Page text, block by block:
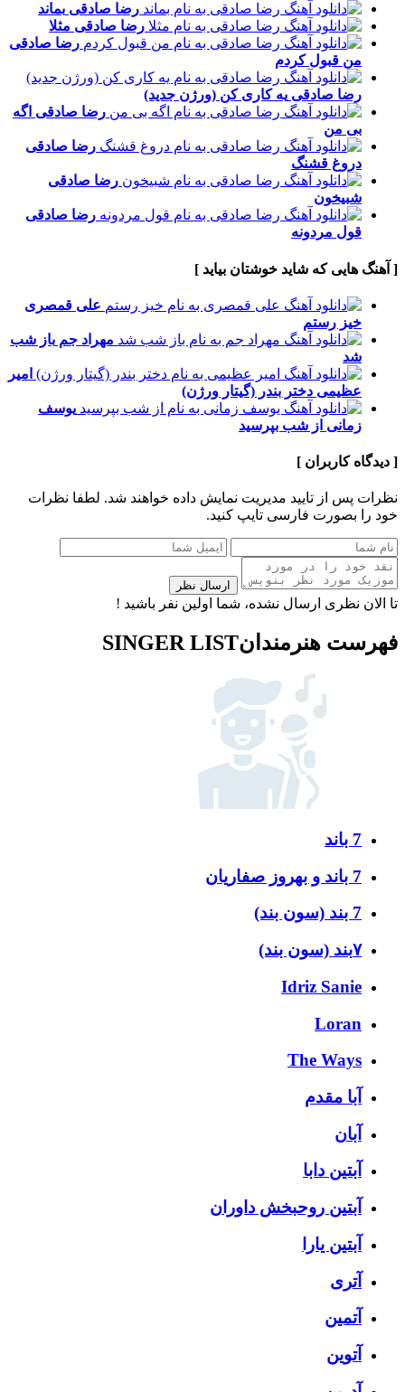
رضا صادقی بماند
رضا صادقی مثلا
رضا صادقی
من قبول کردم
رضا صادقی یه کاری کن (ورژن جدید)
رضا صادقی اگه
بی من
رضا صادقی
دروغ قشنگ
رضا صادقی
شبیخون
رضا صادقی
قول مردونه
[ آهنگ هایی که شاید خوشتان بیاید ]
علی قمصری
خیز رستم
مهراد جم باز شب
شد
امیر
عظیمی دختر بندر (گیتار ورژن)
یوسف
زمانی از شب بپرسید
[ دیدگاه کاربران ]
نظرات پس از تایید مدیریت نمایش داده خواهند شد. لطفا نظرات
خود را بصورت فارسی تایپ کنید.
ارسال نظر
تا الان نظری ارسال نشده، شما اولین نفر باشید !
فهرست هنرمندانSINGER LIST
7 باند
7 باند و بهروز صفاریان
7 بند (سون بند)
۷بند (سون بند)
Idriz Sanie
Loran
The Ways
آبا مقدم
آبان
آبتین دابا
آبتین روحبخش داوران
آبتین یارا
آتری
آتمین
آتوین